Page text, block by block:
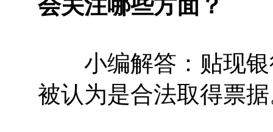
会关注哪些方面？
小编解答：贴现银
被认为是合法取得票